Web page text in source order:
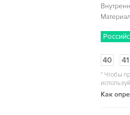
40 41
*Чтобы
Как